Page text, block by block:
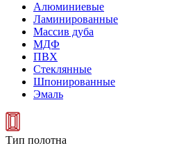
Алюминиевые
Ламинированные
Массив дуба
МДФ
ПВХ
Стеклянные
Шпонированные
Эмаль
Тип полотна